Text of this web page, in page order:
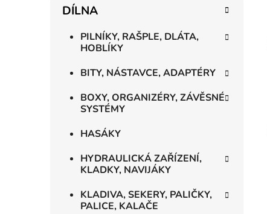
DÍLNA
PILNÍKY, RAŠPLE, DLÁTA,
HOBLÍKY
BITY, NÁSTAVCE, ADAPTÉRY
BOXY, ORGANIZÉRY, ZÁVĚSNÉ
SYSTÉMY
HASÁKY
HYDRAULICKÁ ZAŘÍZENÍ,
KLADKY, NAVIJÁKY
KLADIVA, SEKERY, PALIČKY,
PALICE, KALAČE